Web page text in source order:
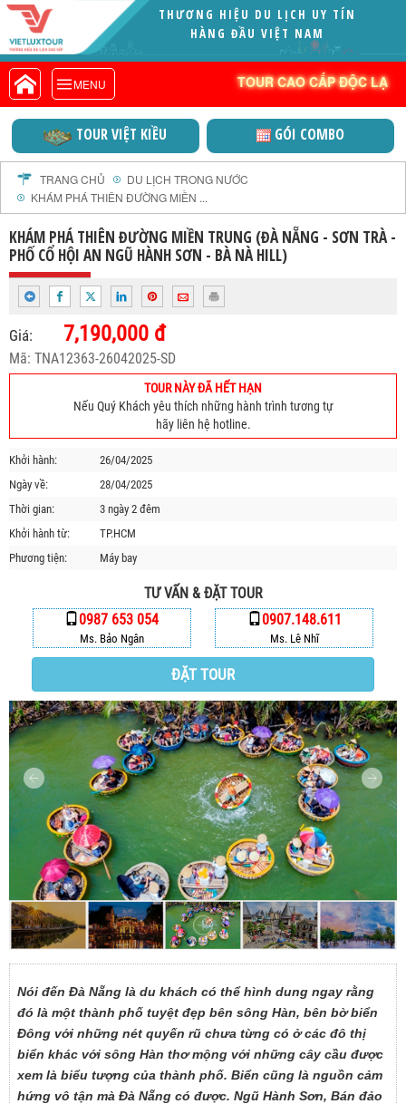
MENU TOUR CAO CẤP ĐỘC LẠ
VIETLUXTOUR.COM
TOUR CAO CẤP ĐỘC LẠ
TOUR TRONG NƯỚC
TOUR NƯỚC NGOÀI
TOUR KHỞI HÀNH TỪ HÀ NỘI
TOUR KHỞI HÀNH TỪ ĐÀ NẴNG
TOUR KHỞI HÀNH TỪ CẦN THƠ
TOUR ĐOÀN - M.I.C.E
TOUR COMBO
DỊCH VỤ
GIỚI THIỆU
HỒ SƠ NĂNG LỰC
PROFILE EN
THƯ KHEN VIETLUXTOUR
PROFILE HƯỚNG DẪN VIÊN
TUYỂN DỤNG
LIÊN HỆ
TOUR VIỆT KIỀU GÓI COMBO
TRANG CHỦ
DU LỊCH TRONG NƯỚC
KHÁM PHÁ THIÊN ĐƯỜNG MIỀN ...
KHÁM PHÁ THIÊN ĐƯỜNG MIỀN TRUNG (ĐÀ NẴNG - SƠN TRÀ -
PHỐ CỔ HỘI AN NGŨ HÀNH SƠN - BÀ NÀ HILL)
Giá: 7,190,000 đ
Mã: TNA12363-26042025-SD
TOUR NÀY ĐÃ HẾT HẠN
Nếu Quý Khách yêu thích những hành trình tương tự
hãy liên hệ hotline.
Khởi hành:
26/04/2025
Ngày về:
28/04/2025
Thời gian:
3 ngày 2 đêm
Khởi hành từ:
TP.HCM
Phương tiện:
Máy bay
TƯ VẤN & ĐẶT TOUR
0987 653 054
Ms. Bảo Ngân
0907.148.611
Ms. Lê Nhĩ
ĐẶT TOUR
Nói đến Đà Nẵng là du khách có thể hình dung ngay rằng
đó là một thành phố tuyệt đẹp bên sông Hàn, bên bờ biển
Đông với những nét quyến rũ chưa từng có ở các đô thị
biển khác với sông Hàn thơ mộng với những cây cầu được
xem là biểu tượng của thành phố. Biển cũng là nguồn cảm
hứng vô tận mà Đà Nẵng có được. Ngũ Hành Sơn, Bán đảo